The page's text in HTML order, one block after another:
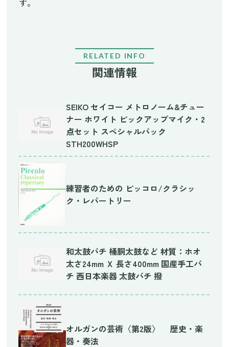
RELATED INFO
関連情報
SEIKO セイコー メトロノーム&チュー
ナー ホワイト ピックアップマイク・2
点セット スペシャルパック
STH200WHSP
練習者のための ピッコロ/クラシッ
ク・レパートリー
和太鼓バチ 桶胴太鼓など 材質：ホオ
太さ24mm Ｘ 長さ400mm 国産手工バ
チ 西日本楽器 太鼓バチ 撥
オルガンの芸術〈第2版〉 歴史・楽
器・奏法